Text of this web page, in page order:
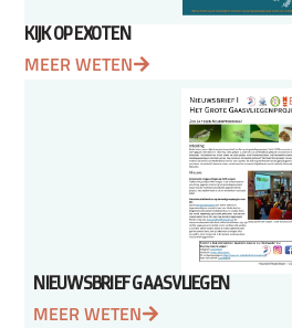
KIJK OP EXOTEN
MEER WETEN
NIEUWSBRIEF GAASVLIEGEN
MEER WETEN